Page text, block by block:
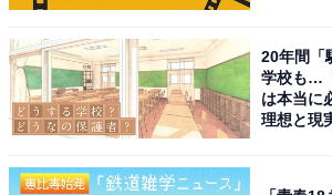
ルケーキ
個包装の袋を開けると、ふわ～っと香
桜の香り。一気に春気分が高まります
20年間「
学校も…
は本当に
理想と現